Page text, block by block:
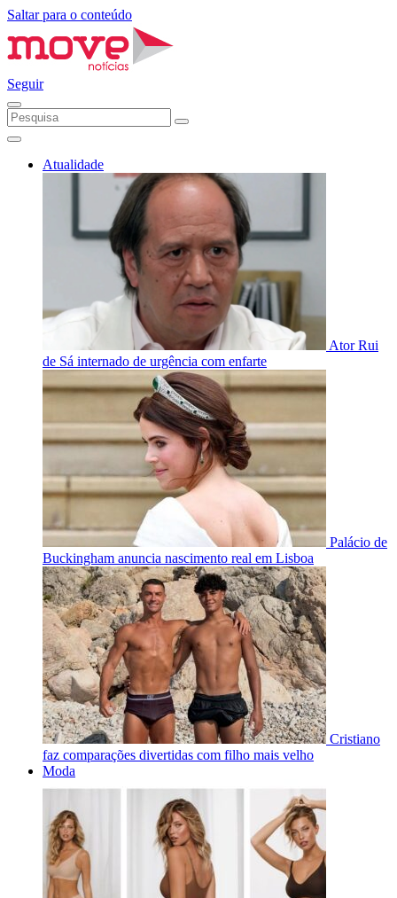
Saltar para o conteúdo
Seguir
Atualidade
Ator Rui
de Sá internado de urgência com enfarte
Palácio de
Buckingham anuncia nascimento real em Lisboa
Cristiano
faz comparações divertidas com filho mais velho
Moda